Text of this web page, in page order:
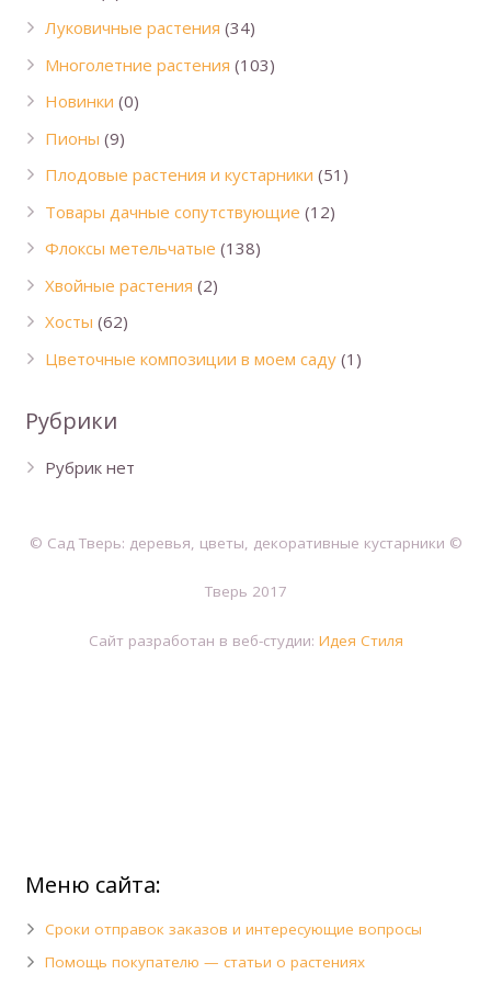
Луковичные растения (34)
Многолетние растения (103)
Новинки (0)
Пионы (9)
Плодовые растения и кустарники (51)
Товары дачные сопутствующие (12)
Флоксы метельчатые (138)
Хвойные растения (2)
Хосты (62)
Цветочные композиции в моем саду (1)
Рубрики
Рубрик нет
© Сад Тверь: деревья, цветы, декоративные кустарники ©
Тверь 2017
Сайт разработан в веб-студии: Идея Стиля
Меню сайта:
Сроки отправок заказов и интересующие вопросы
Помощь покупателю — статьи о растениях